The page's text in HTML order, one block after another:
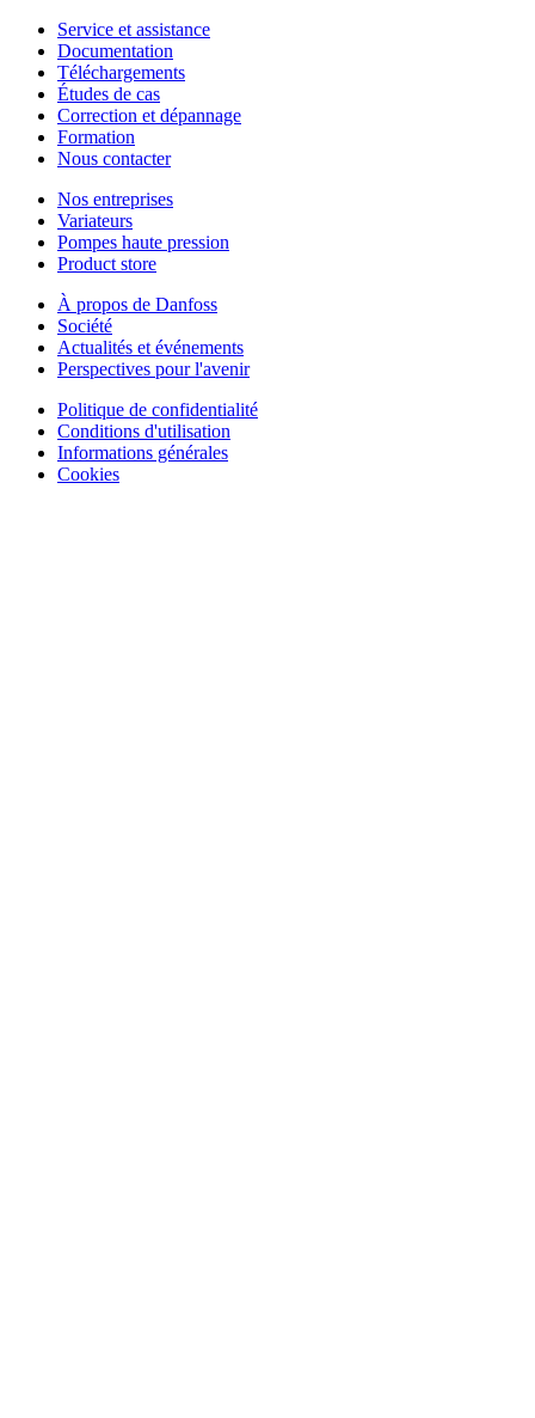
Service et assistance
Documentation
Téléchargements
Études de cas
Correction et dépannage
Formation
Nous contacter
Nos entreprises
Variateurs
Pompes haute pression
Product store
À propos de Danfoss
Société
Actualités et événements
Perspectives pour l'avenir
Politique de confidentialité
Conditions d'utilisation
Informations générales
Cookies